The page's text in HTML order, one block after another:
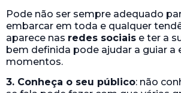
Pode não ser sempre adequado
embarcar em toda e qualquer
aparece nas redes sociais e ter a
bem definida pode ajudar a guiar a
momentos.
3. Conheça o seu público: não